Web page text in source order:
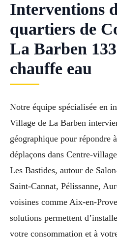
Interventions
quartiers de
La Barben
chauffe eau
Notre équipe spécialisée en
Village de La Barben
géographique pour répondre
déplaçons dans Centre-
Les Bastides, autour de
Saint-Cannat, Pélissanne,
voisines comme Aix-en-
solutions permettent
votre consommation et à